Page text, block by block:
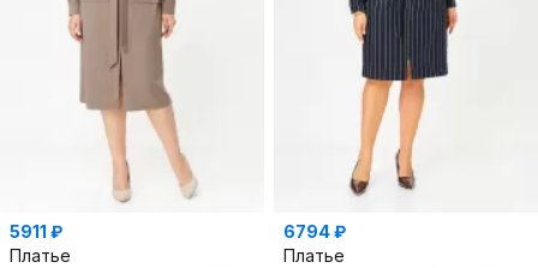
5911 ₽
Платье
6794 ₽
Платье